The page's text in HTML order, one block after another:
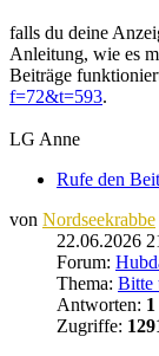
falls du deine
Anleitung, wie es
Beiträge
f=72&t=593.
LG Anne
Rufe den
von Nordseekrabbe
22.06.2026
Forum:
Thema: Bitte
Antworten: 1
Zugriffe: